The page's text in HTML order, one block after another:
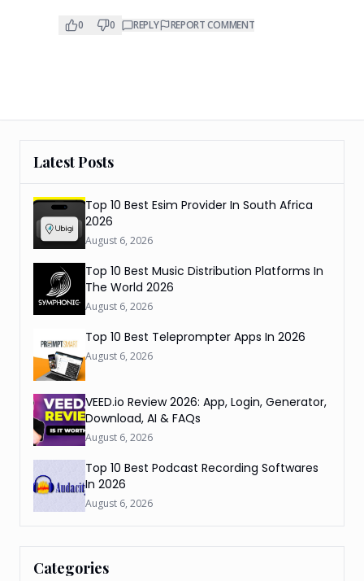
0 0 REPLY REPORT COMMENT
Latest Posts
Top 10 Best Esim Provider In South Africa
2026
August 6, 2026
Top 10 Best Music Distribution Platforms In
The World 2026
August 6, 2026
Top 10 Best Teleprompter Apps In 2026
August 6, 2026
VEED.io Review 2026: App, Login, Generator,
Download, AI & FAQs
August 6, 2026
Top 10 Best Podcast Recording Softwares
In 2026
August 6, 2026
Categories